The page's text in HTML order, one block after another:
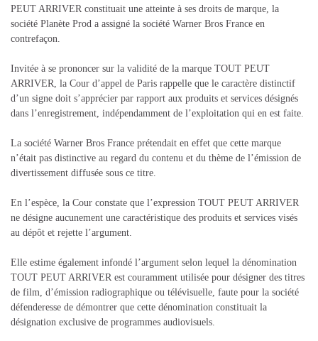
PEUT ARRIVER constituait une atteinte à ses droits de marque, la
société Planète Prod a assigné la société Warner Bros France en
contrefaçon.
Invitée à se prononcer sur la validité de la marque TOUT PEUT
ARRIVER, la Cour d’appel de Paris rappelle que le caractère distinctif
d’un signe doit s’apprécier par rapport aux produits et services désignés
dans l’enregistrement, indépendamment de l’exploitation qui en est faite.
La société Warner Bros France prétendait en effet que cette marque
n’était pas distinctive au regard du contenu et du thème de l’émission de
divertissement diffusée sous ce titre.
En l’espèce, la Cour constate que l’expression TOUT PEUT ARRIVER
ne désigne aucunement une caractéristique des produits et services visés
au dépôt et rejette l’argument.
Elle estime également infondé l’argument selon lequel la dénomination
TOUT PEUT ARRIVER est couramment utilisée pour désigner des titres
de film, d’émission radiographique ou télévisuelle, faute pour la société
défenderesse de démontrer que cette dénomination constituait la
désignation exclusive de programmes audiovisuels.